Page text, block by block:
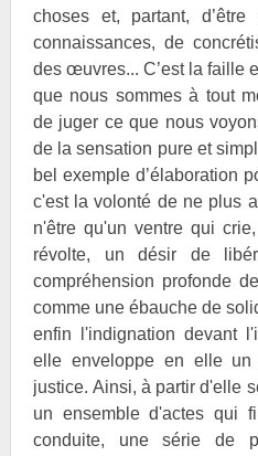
choses et, partant, d’être
connaissances, de
des œuvres... C’est la faille
que nous sommes à tout
de juger ce que nous
de la sensation pure et
bel exemple d’élaboration
c'est la volonté de ne plus
n'être qu'un ventre qui
révolte, un désir de
compréhension profonde
comme une ébauche de
enfin l'indignation devant
elle enveloppe en elle
justice. Ainsi, à partir d'elle
un ensemble d'actes qui
conduite, une série de